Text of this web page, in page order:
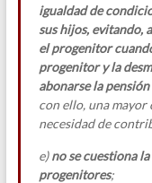
igualdad de
sus hijos, evitando,
el progenitor
progenitor y la
abonarse la
con ello, una mayor
necesidad de
e)no se cuestiona
progenitores;